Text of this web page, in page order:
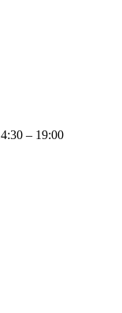
– 19:00